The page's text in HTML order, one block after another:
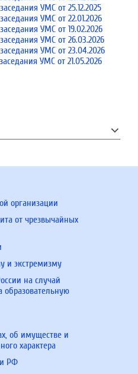
УМС от 25.12.2025
УМС от 22.01.2026
УМС от 19.02.2026
УМС от 26.03.2026
УМС от 23.04.2026
УМС от 21.05.2026
организации
от чрезвычайных
и экстремизму
на случай
образовательную
об имуществе и
характера
РФ